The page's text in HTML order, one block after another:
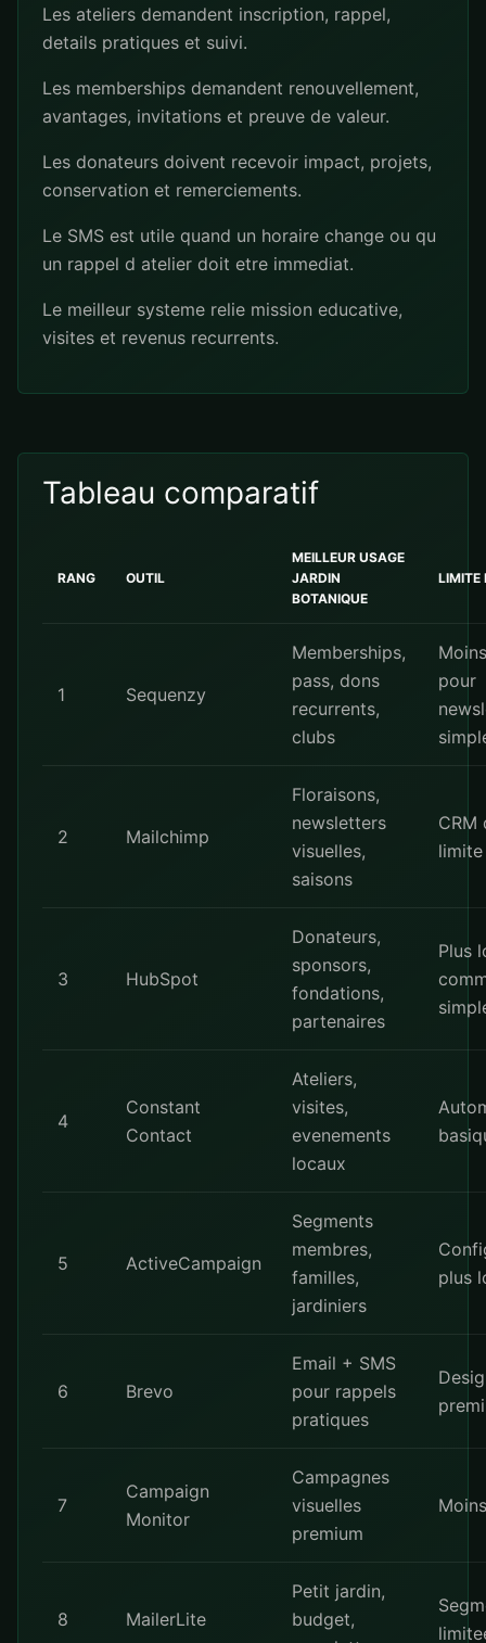
Les ateliers demandent inscription, rappel,
details pratiques et suivi.
Les memberships demandent renouvellement,
avantages, invitations et preuve de valeur.
Les donateurs doivent recevoir impact, projets,
conservation et remerciements.
Le SMS est utile quand un horaire change ou qu
un rappel d atelier doit etre immediat.
Le meilleur systeme relie mission educative,
visites et revenus recurrents.
Tableau comparatif
RANG OUTIL
MEILLEUR USAGE
JARDIN
BOTANIQUE
LIMITE
1 Sequenzy
Memberships,
pass, dons
recurrents,
clubs
pour
2 Mailchimp
Floraisons,
newsletters
visuelles,
saisons
CRM
limite
3 HubSpot
Donateurs,
sponsors,
fondations,
partenaires
Plus
4
Constant
Contact
Ateliers,
visites,
evenements
locaux
5 ActiveCampaign
Segments
membres,
familles,
jardiniers
plus
6 Brevo
Email + SMS
pour rappels
pratiques
7
Campaign
Monitor
Campagnes
visuelles
premium
8 MailerLite
Petit jardin,
budget,